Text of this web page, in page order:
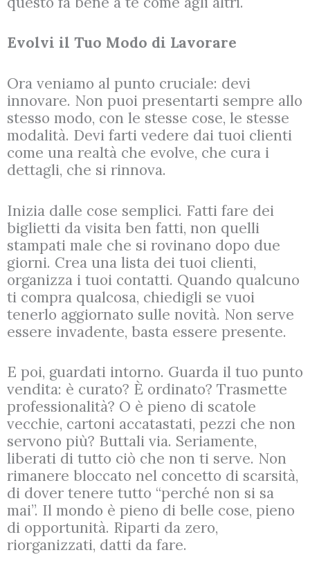
Evolvi il Tuo Modo di Lavorare
Ora veniamo al punto cruciale: devi
innovare. Non puoi presentarti sempre allo
stesso modo, con le stesse cose, le stesse
modalità. Devi farti vedere dai tuoi clienti
come una realtà che evolve, che cura i
dettagli, che si rinnova.
Inizia dalle cose semplici. Fatti fare dei
biglietti da visita ben fatti, non quelli
stampati male che si rovinano dopo due
giorni. Crea una lista dei tuoi clienti,
organizza i tuoi contatti. Quando qualcuno
ti compra qualcosa, chiedigli se vuoi
tenerlo aggiornato sulle novità. Non serve
essere invadente, basta essere presente.
E poi, guardati intorno. Guarda il tuo punto
vendita: è curato? È ordinato? Trasmette
professionalità? O è pieno di scatole
vecchie, cartoni accatastati, pezzi che non
servono più? Buttali via. Seriamente,
liberati di tutto ciò che non ti serve. Non
rimanere bloccato nel concetto di scarsità,
di dover tenere tutto “perché non si sa
mai”. Il mondo è pieno di belle cose, pieno
di opportunità. Riparti da zero,
riorganizzati, datti da fare.